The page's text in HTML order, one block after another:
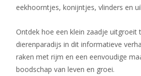
eekhoorntjes, konijntjes, vlinders en
Ontdek hoe een klein zaadje uitgroeit
dierenparadijs in dit informatieve
raken met rijm en een eenvoudige
boodschap van leven en groei.